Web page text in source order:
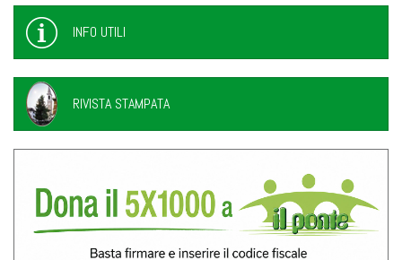
INFO UTILI
RIVISTA STAMPATA